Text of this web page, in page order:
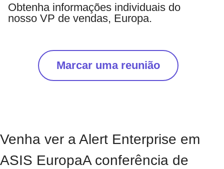
Obtenha informações individuais do
nosso VP de vendas, Europa.
Marcar uma reunião
Venha ver a Alert Enterprise em
ASIS EuropaA conferência de